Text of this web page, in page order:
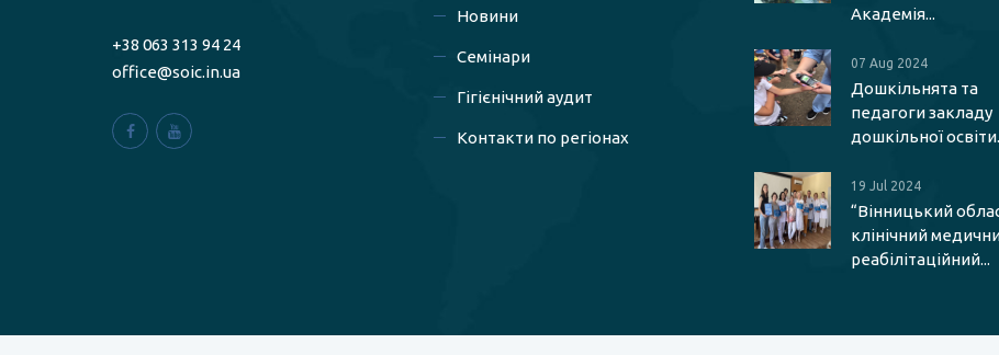
+38 063 313 94 24
office@soic.in.ua
Новини
Семінари
Гігієнічний аудит
Контакти по регіонах
Академія...
07 Aug 2024
Дошкільнята та
педагоги закладу
дошкільної
19 Jul 2024
“Вінницький
клінічний
реабілітаційний...